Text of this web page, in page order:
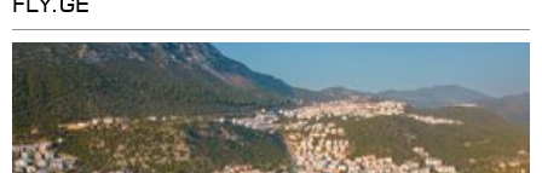
11:36 / 08-08-2026
წელიწადნახევარში საქართველოში 164
ადამიანი დაიკარგა - 57 პირს ამ დრომდე
ეძებენ
FLY.GE